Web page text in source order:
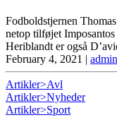
Fodboldstjernen
netop tilføjet
Heriblandt er også
February 4, 2021 | admin
Artikler>Avl
Artikler>Nyheder
Artikler>Sport